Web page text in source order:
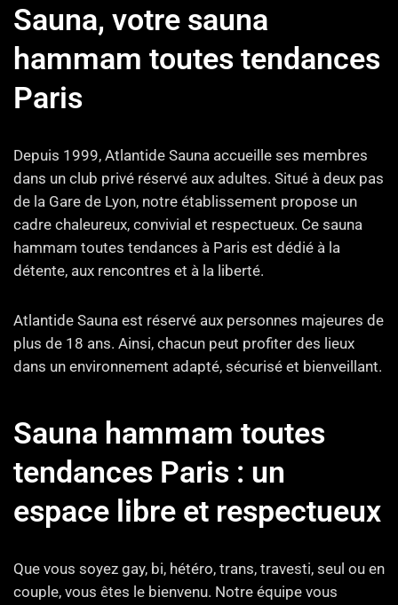
Sauna, votre sauna
hammam toutes tendances
Paris
Depuis 1999, Atlantide Sauna accueille ses membres
dans un club privé réservé aux adultes. Situé à deux pas
de la Gare de Lyon, notre établissement propose un
cadre chaleureux, convivial et respectueux. Ce sauna
hammam toutes tendances à Paris est dédié à la
détente, aux rencontres et à la liberté.
Atlantide Sauna est réservé aux personnes majeures de
plus de 18 ans. Ainsi, chacun peut profiter des lieux
dans un environnement adapté, sécurisé et bienveillant.
Sauna hammam toutes
tendances Paris : un
espace libre et respectueux
Que vous soyez gay, bi, hétéro, trans, travesti, seul ou en
couple, vous êtes le bienvenu. Notre équipe vous